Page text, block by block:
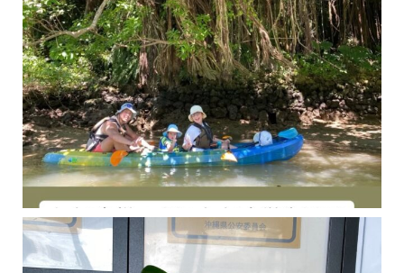
今年の1月にお店に植えたマングローブ(メヒルギ)の苗が成長してきました
マングロ